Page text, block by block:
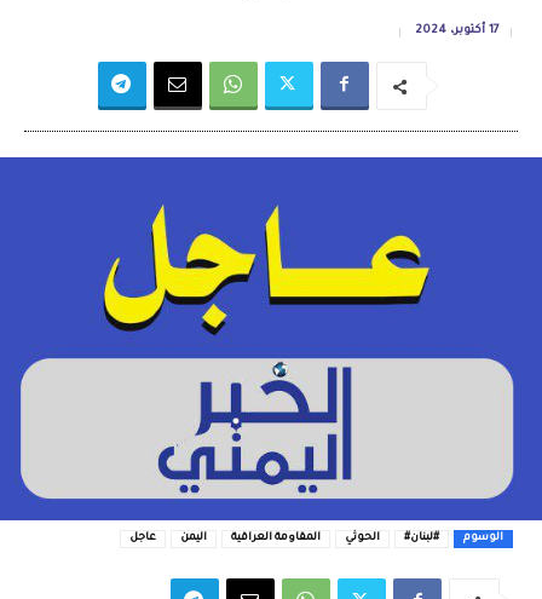
17 أكتوبر، 2024
الوسوم #لبنان# الحوثي المقاومة العراقية اليمن عاجل